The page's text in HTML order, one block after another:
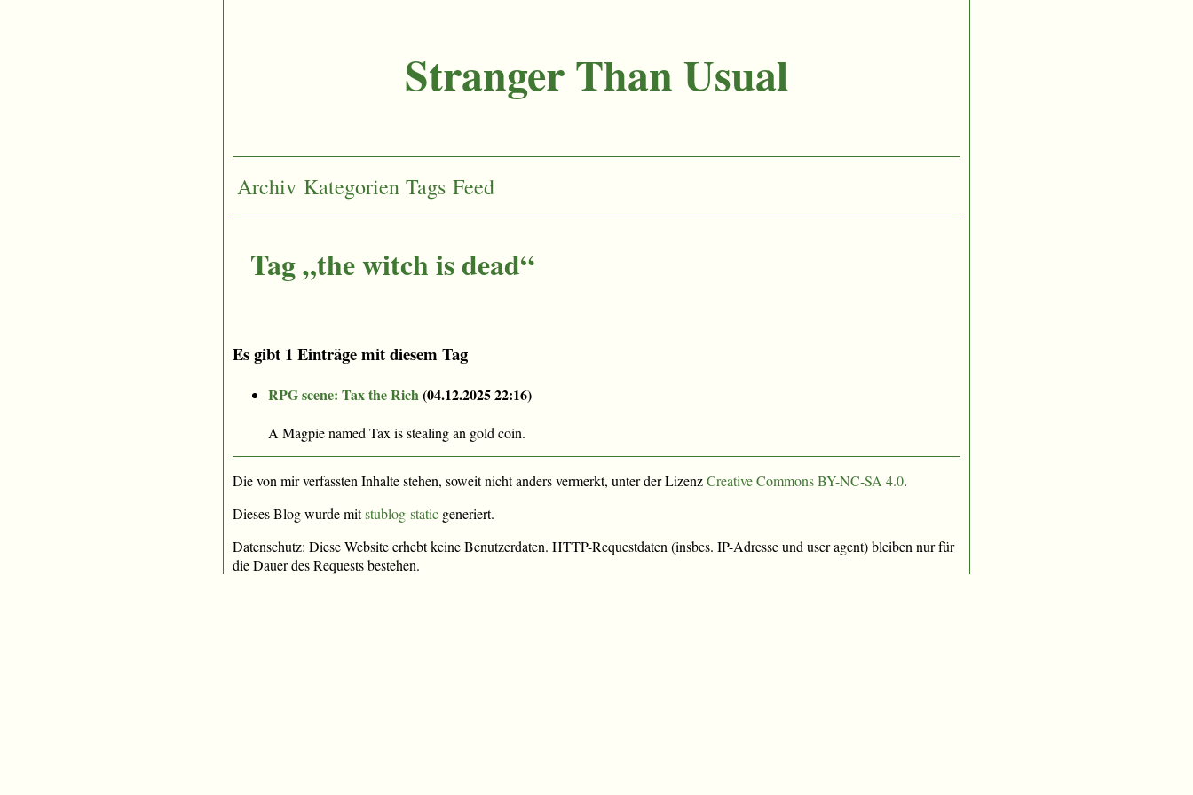
Stranger Than Usual
Archiv Kategorien Tags Feed
Tag „the witch is dead“
Es gibt 1 Einträge mit diesem Tag
RPG scene: Tax the Rich(04.12.2025 22:16)
A Magpie named Tax is stealing an gold coin.
Die von mir verfassten Inhalte stehen, soweit nicht anders vermerkt, unter der LizenzCreative Commons BY-NC-SA 4.0.
Dieses Blog wurde mitstublog-static generiert.
Datenschutz: Diese Website erhebt keine Benutzerdaten. HTTP-Requestdaten (insbes. IP-Adresse und user agent) bleiben nur für
die Dauer des Requests bestehen.